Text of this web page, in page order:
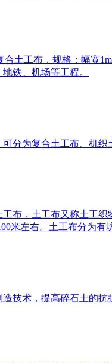
土工布，规格：幅宽
铁、机场等工程。
分为复合土工布、机
布，土工布又称土工
米左右。土工布分为有
技术，提高碎石土的